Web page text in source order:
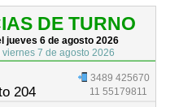
DE TURNO
jueves 6 de agosto 2026
viernes 7 de agosto 2026
204
3489 425670
11 55179811